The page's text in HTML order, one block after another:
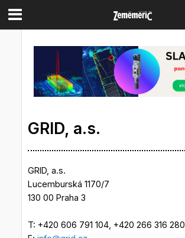
GRID, a.s.
GRID, a.s.
Lucemburská 1170/7
130 00 Praha 3
T: +420 606 791 104, +420 266 316 280